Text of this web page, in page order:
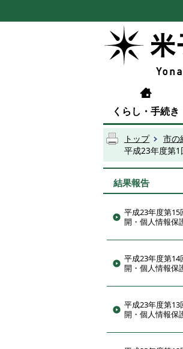
くらし・手続き
トップ 市の
平成23年度第
結果報告
平成23年度第15
開・個人情報保
平成23年度第14
開・個人情報保
平成23年度第13
開・個人情報保